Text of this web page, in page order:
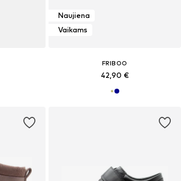
Naujiena
Vaikams
FRIBOO
42,90 €